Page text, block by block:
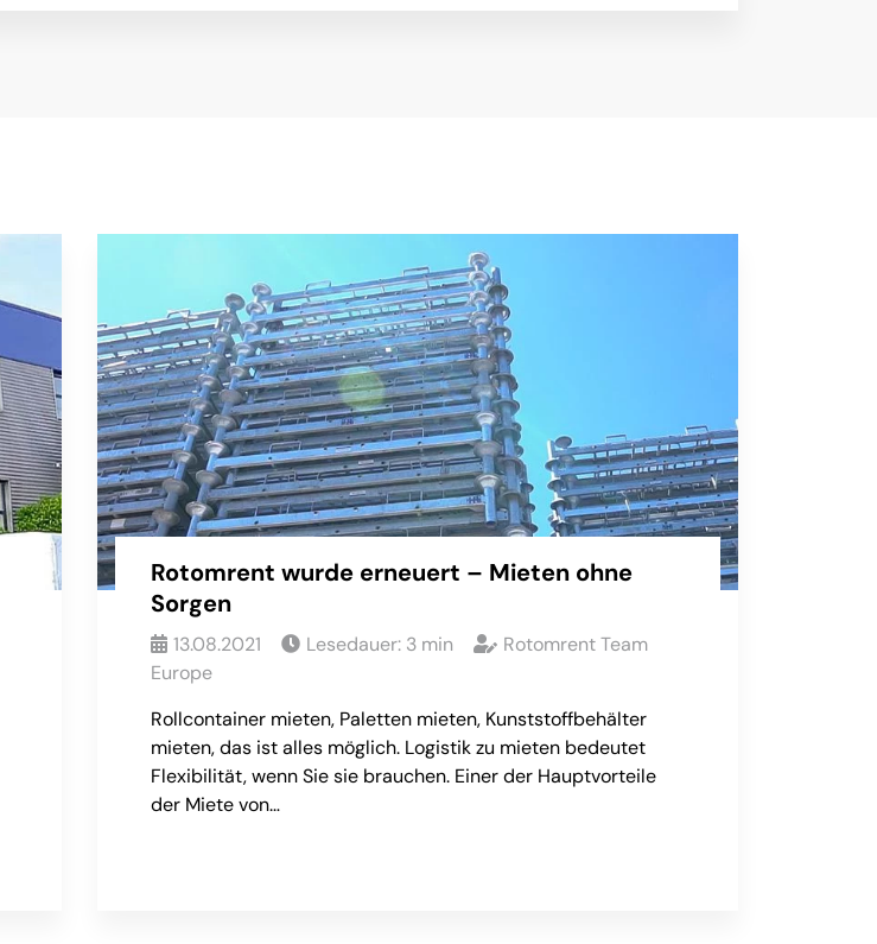
Rotomrent wurde erneuert – Mieten ohne
Sorgen
13.08.2021 Lesedauer: 3 min
Rotomrent Team
Europe
Rollcontainer mieten, Paletten mieten, Kunststoffbehälter
mieten, das ist alles möglich. Logistik zu mieten bedeutet
Flexibilität, wenn Sie sie brauchen. Einer der Hauptvorteile
der Miete von…